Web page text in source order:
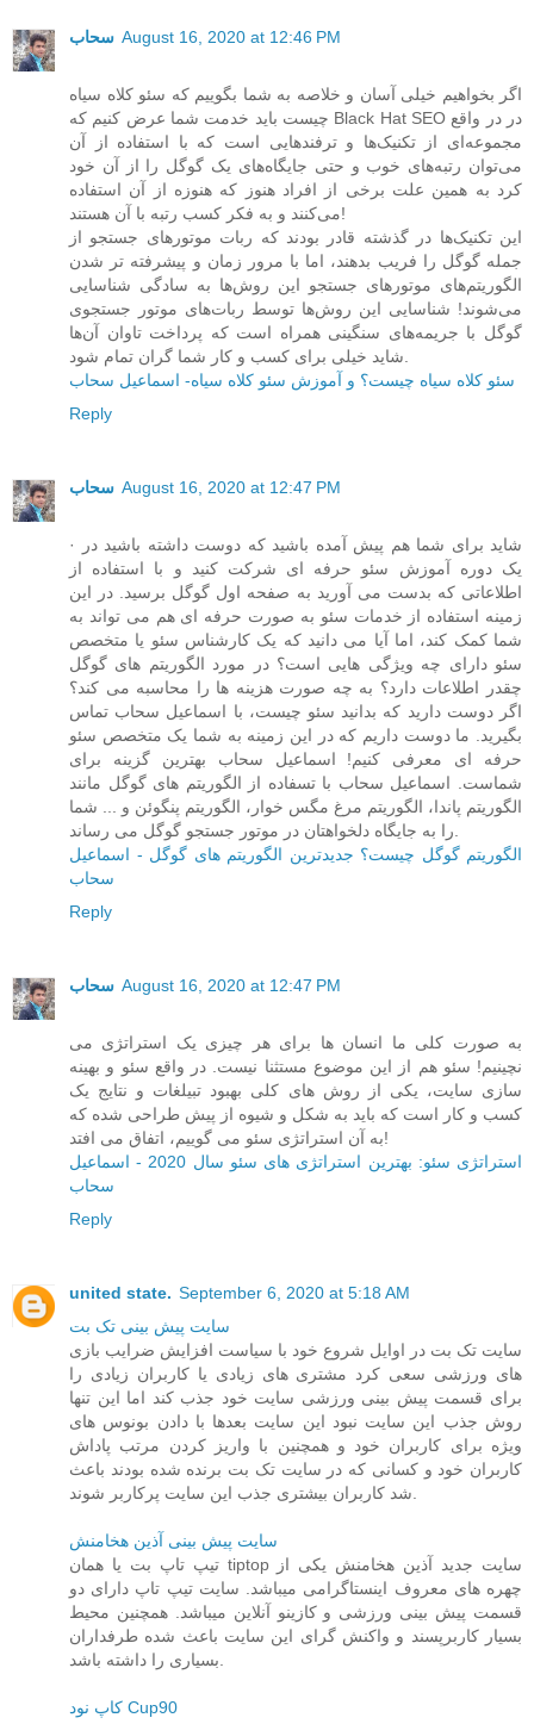
سحاب August 16, 2020 at 12:46 PM
اگر بخواهیم خیلی آسان و خلاصه به شما بگوییم که سئو کلاه سیاه
چیست باید خدمت شما عرض کنیم که Black Hat SEO در در واقع
مجموعه‌ای از تکنیک‌ها و ترفندهایی است که با استفاده از آن
می‌توان رتبه‌های خوب و حتی جایگاه‌های یک گوگل را از آن خود
کرد به همین علت برخی از افراد هنوز که هنوزه از آن استفاده
می‌کنند و به فکر کسب رتبه با آن هستند!
این تکنیک‌ها در گذشته قادر بودند که ربات‌ موتورهای جستجو از
جمله گوگل را فریب بدهند، اما با مرور زمان و پیشرفته تر شدن
الگوریتم‌های موتورهای جستجو این روش‌ها به سادگی شناسایی
می‌شوند! شناسایی این روش‌ها توسط ربات‌های موتور جستجوی
گوگل با جریمه‌های سنگینی همراه است که پرداخت تاوان آن‌ها
سئو کلاه سیاه چیست؟ و آموزش سئو کلاه سیاه- اسماعیل سحاب
Reply
سحاب August 16, 2020 at 12:47 PM
· شاید برای شما هم پیش آمده باشید که دوست داشته باشید در
یک دوره آموزش سئو حرفه ای شرکت کنید و با استفاده از
اطلاعاتی که بدست می آورید به صفحه اول گوگل برسید. در این
زمینه استفاده از خدمات سئو به صورت حرفه ای هم می تواند به
شما کمک کند، اما آیا می دانید که یک کارشناس سئو یا متخصص
سئو دارای چه ویژگی هایی است؟ در مورد الگوریتم های گوگل
چقدر اطلاعات دارد؟ به چه صورت هزینه ها را محاسبه می کند؟
اگر دوست دارید که بدانید سئو چیست، با اسماعیل سحاب تماس
بگیرید. ما دوست داریم که در این زمینه به شما یک متخصص سئو
حرفه ای معرفی کنیم! اسماعیل سحاب بهترین گزینه برای
شماست. اسماعیل سحاب با تسفاده از الگوریتم های گوگل مانند
الگوریتم پاندا، الگوریتم مرغ مگس خوار، الگوریتم پنگوئن و ... شما
الگوریتم گوگل چیست؟ جدیدترین الگوریتم های گوگل - اسماعیل
سحاب
Reply
سحاب August 16, 2020 at 12:47 PM
به صورت کلی ما انسان ها برای هر چیزی یک استراتژی می
نچینیم! سئو هم از این موضوع مستثنا نیست. در واقع سئو و بهینه
سازی سایت، یکی از روش های کلی بهبود تبیلغات و نتایج یک
کسب و کار است که باید به شکل و شیوه از پیش طراحی شده که
به آن استراتژی سئو می گوییم، اتفاق می افتد!
استراتژی سئو: بهترین استراتژی های سئو سال 2020 - اسماعیل
سحاب
Reply
united state. September 6, 2020 at 5:18 AM
سایت پیش بینی تک بت
سایت تک بت در اوایل شروع خود با سیاست افزایش ضرایب بازی
های ورزشی سعی کرد مشتری های زیادی یا کاربران زیادی را
برای قسمت پیش بینی ورزشی سایت خود جذب کند اما این تنها
روش جذب این سایت نبود این سایت بعدها با دادن بونوس های
ویژه برای کاربران خود و همچنین با واریز کردن مرتب پاداش
کاربران خود و کسانی که در سایت تک بت برنده شده بودند باعث
سایت پیش بینی آذین هخامنش
تیپ تاپ بت یا همان tiptop سایت جدید آذین هخامنش یکی از
چهره های معروف اینستاگرامی میباشد. سایت تیپ تاپ دارای دو
قسمت پیش بینی ورزشی و کازینو آنلاین میباشد. همچنین محیط
بسیار کاربرپسند و واکنش گرای این سایت باعث شده طرفداران
کاپ نود Cup90